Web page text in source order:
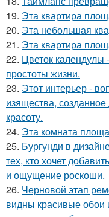
19. Эта квартира
20. Эта небольшая
21. Эта квартира
22. Цветок календулы
простоты жизни.
23. Этот интерьер -
изящества,
красоту.
24. Эта комната
25. Бургунди в
тех, кто хочет
и ощущение роскоши.
26. Черновой этап
видны красивые обои